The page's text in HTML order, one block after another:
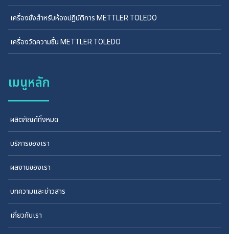
เครื่องชั่งสำหรับห้องปฏิบัติการ METTLER TOLEDO
เครื่องวัดความชื้น METTLER TOLEDO
เมนูหลัก
ผลิตภัณฑ์ทั้งหมด
บริการของเรา
ผลงานของเรา
บทความและข่าวสาร
เกี่ยวกับเรา